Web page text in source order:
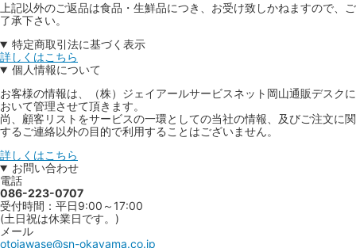
上記以外のご返品は食品・生鮮品につき、お受け致しかねますので、ご
了承下さい。
特定商取引法に基づく表示
詳しくはこちら
個人情報について
お客様の情報は、（株）ジェイアールサービスネット岡山通販デスクに
おいて管理させて頂きます。
尚、顧客リストをサービスの一環としての当社の情報、及びご注文に関
するご連絡以外の目的で利用することはございません。
詳しくはこちら
お問い合わせ
電話
086-223-0707
受付時間：平日9:00～17:00
(土日祝は休業日です。)
メール
otoiawase@sn-okayama.co.jp